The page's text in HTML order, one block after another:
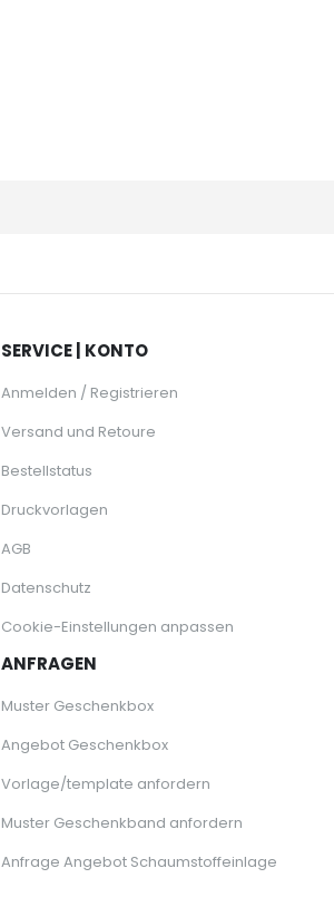
SERVICE | KONTO
Anmelden / Registrieren
Versand und Retoure
Bestellstatus
Druckvorlagen
AGB
Datenschutz
Cookie-Einstellungen anpassen
ANFRAGEN
Muster Geschenkbox
Angebot Geschenkbox
Vorlage/template anfordern
Muster Geschenkband anfordern
Anfrage Angebot Schaumstoffeinlage